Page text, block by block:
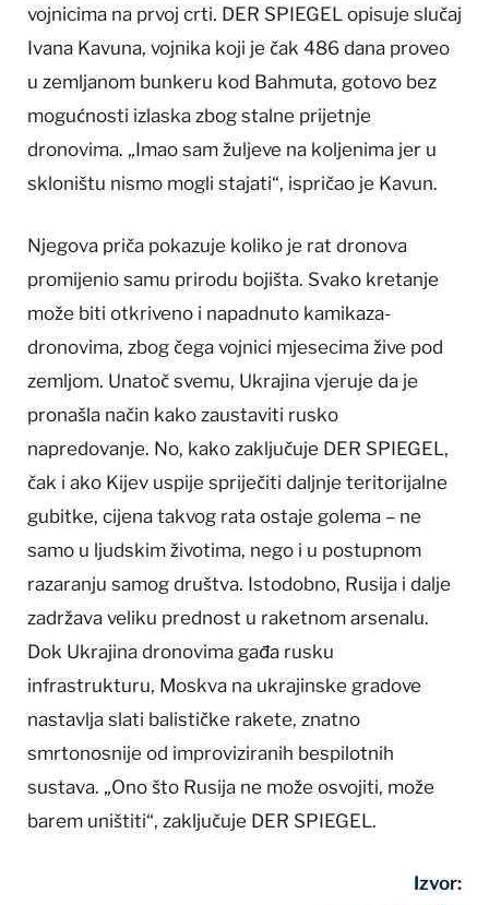
vojnicima na prvoj crti. DER SPIEGEL opisuje slučaj
Ivana Kavuna, vojnika koji je čak 486 dana proveo
u zemljanom bunkeru kod Bahmuta, gotovo bez
mogućnosti izlaska zbog stalne prijetnje
dronovima. „Imao sam žuljeve na koljenima jer u
skloništu nismo mogli stajati“, ispričao je Kavun.
Njegova priča pokazuje koliko je rat dronova
promijenio samu prirodu bojišta. Svako kretanje
može biti otkriveno i napadnuto kamikaza-
dronovima, zbog čega vojnici mjesecima žive pod
zemljom. Unatoč svemu, Ukrajina vjeruje da je
pronašla način kako zaustaviti rusko
napredovanje. No, kako zaključuje DER SPIEGEL,
čak i ako Kijev uspije spriječiti daljnje teritorijalne
gubitke, cijena takvog rata ostaje golema – ne
samo u ljudskim životima, nego i u postupnom
razaranju samog društva. Istodobno, Rusija i dalje
zadržava veliku prednost u raketnom arsenalu.
Dok Ukrajina dronovima gađa rusku
infrastrukturu, Moskva na ukrajinske gradove
nastavlja slati balističke rakete, znatno
smrtonosnije od improviziranih bespilotnih
sustava. „Ono što Rusija ne može osvojiti, može
barem uništiti“, zaključuje DER SPIEGEL.
Izvor: